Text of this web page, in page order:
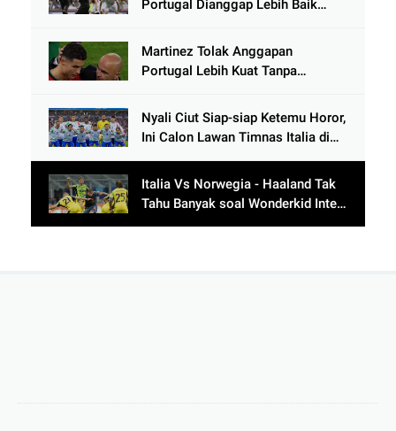
Portugal Dianggap Lebih Baik
Cetak 9 Gol
Martinez Tolak Anggapan
Portugal Lebih Kuat Tanpa
di Bawah Thailand
Nyali Ciut Siap-siap Ketemu Horor,
Ini Calon Lawan Timnas Italia di
Italia Vs Norwegia - Haaland Tak
Tahu Banyak soal Wonderkid Inter
Milan